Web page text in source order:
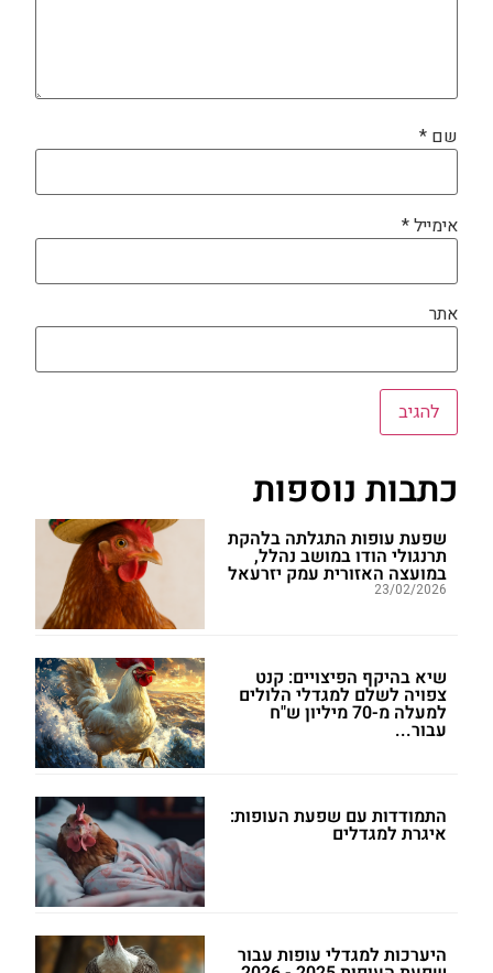
שם *
אימייל*
אתר
כתבות נוספות
שפעת עופות התגלתה בלהקת
תרנגולי הודו במושב נהלל,
במועצה האזורית עמק יזרעאל
23/02/2026
שיא בהיקף הפיצויים: קנט
צפויה לשלם למגדלי הלולים
למעלה מ-70 מיליון ש"ח
עבור...
התמודדות עם שפעת העופות:
איגרת למגדלים
היערכות למגדלי עופות עבור